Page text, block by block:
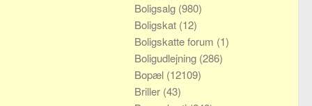
Boligsalg (980)
Boligskat (12)
Boligskatte forum (1)
Boligudlejning (286)
Bopæl (12109)
Briller (43)